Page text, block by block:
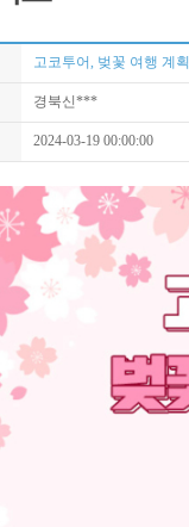
고코투어, 벚꽃 여행 계
경북신***
2024-03-19 00:00:00